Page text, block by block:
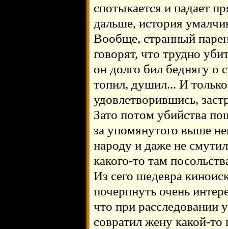
спотыкается и падает
дальше, история
Вообще, странный
говорят, что трудно
он долго бил беднягу о
топил, душил... И
удовлетворившись,
Зато потом убийства
за упомянутого выше
народу и даже не
какого-то там
Из сего шедевра
почерпнуть очень
что при расследовании
совратил жену какой-